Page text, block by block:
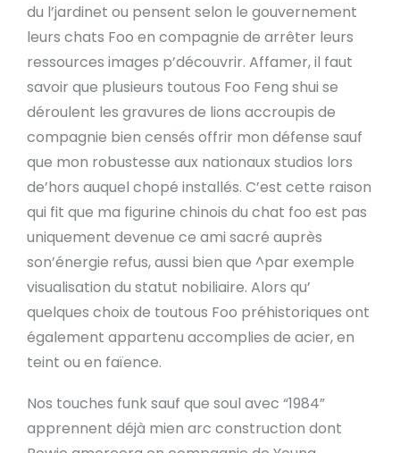
du l’jardinet ou pensent selon le gouvernement
leurs chats Foo en compagnie de arrêter leurs
ressources images p’découvrir. Affamer, il faut
savoir que plusieurs toutous Foo Feng shui se
déroulent les gravures de lions accroupis de
compagnie bien censés offrir mon défense sauf
que mon robustesse aux nationaux studios lors
de’hors auquel chopé installés. C’est cette raison
qui fit que ma figurine chinois du chat foo est pas
uniquement devenue ce ami sacré auprès
son’énergie refus, aussi bien que ^par exemple
visualisation du statut nobiliaire. Alors qu’
quelques choix de toutous Foo préhistoriques ont
également appartenu accomplies de acier, en
teint ou en faïence.
Nos touches funk sauf que soul avec “1984”
apprennent déjà mien arc construction dont